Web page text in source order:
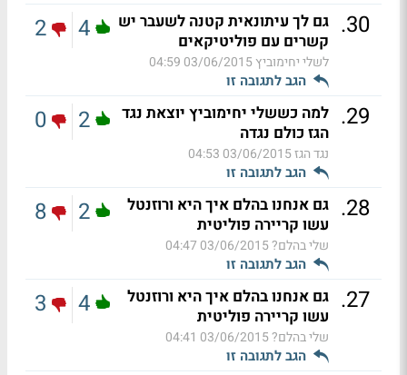
30
. גם לך עיתונאית קטנה לשעבר יש
קשרים עם פוליטיקאים
לשלי יחימוביץ03/06/2015 04:59
הגב לתגובה זו
4
2
29
. למה כששלי יחימוביץ יוצאת נגד
הגז כולם נגדה
נגד הגז03/06/2015 04:53
הגב לתגובה זו
2
0
28
. גם אנחנו בהלם איך היא ורוזנטל
עשו קריירה פוליטית
שלי בהלם?03/06/2015 04:47
הגב לתגובה זו
2
8
27
. גם אנחנו בהלם איך היא ורוזנטל
עשו קריירה פוליטית
שלי בהלם?03/06/2015 04:41
הגב לתגובה זו
4
3